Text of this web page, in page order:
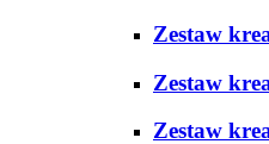
Zestaw
Zestaw
Zestaw